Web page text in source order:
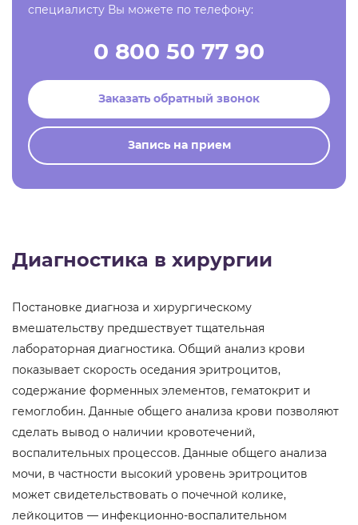
специалисту Вы можете по телефону:
0 800 50 77 90
Заказать обратный звонок
Запись на прием
Диагностика в хирургии
Постановке диагноза и хирургическому
вмешательству предшествует тщательная
лабораторная диагностика. Общий анализ крови
показывает скорость оседания эритроцитов,
содержание форменных элементов, гематокрит и
гемоглобин. Данные общего анализа крови позволяют
сделать вывод о наличии кровотечений,
воспалительных процессов. Данные общего анализа
мочи, в частности высокий уровень эритроцитов
может свидетельствовать о почечной колике,
лейкоцитов — инфекционно-воспалительном